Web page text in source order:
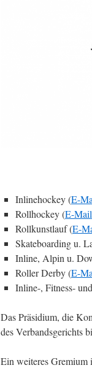
Inlinehockey (E-
Rollhockey (E-Mail
Rollkunstlauf (E-
Skateboarding u.
Inline, Alpin u.
Roller Derby (E-
Inline-, Fitness-
Das Präsidium, die
des Verbandsgerichts
Ein weiteres Gremium